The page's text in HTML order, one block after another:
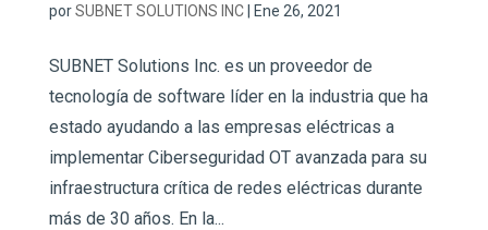
porSUBNET SOLUTIONS INC| Ene 26, 2021
SUBNET Solutions Inc. es un proveedor de
tecnología de software líder en la industria que ha
estado ayudando a las empresas eléctricas a
implementar Ciberseguridad OT avanzada para su
infraestructura crítica de redes eléctricas durante
más de 30 años. En la...